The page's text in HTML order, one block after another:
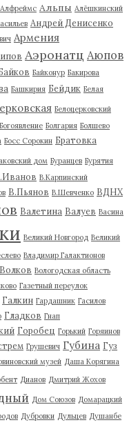
Алфреймс Альпы Алёшкинский
Андрей Денисенко
Армения
Аэронатц Аюпов
Байконур Бакирова
Башкирия Бейдик Белая
Белоцерковский
Богоявление Болгария Болшево
Босс Сорокин Братовка
дом Буранцев Бурятия
В.Карпинский
В.Пьянов В.Шевченко ВДНХ
Валетина Валуев Васина
Великий Новгород Великий
Владимир Галактионов
Волков Вологодская область
Газетный переулок
Галкин Гардашник Гасилов
Гладков Гнап
Горобец Горький Горяинов
Грушевич Губина Гуз
музей Даша Корягина
Дианов Дмитрий Жохов
Дом Союзов Домарацкий
Дубровки Дульцев Душанбе